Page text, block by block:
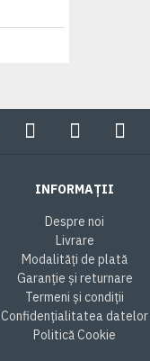
INFORMAȚII
Despre noi
Livrare
Modalități de plată
Garanție și returnare
Termeni și condiții
Confidențialitatea datelor
Politică Cookie